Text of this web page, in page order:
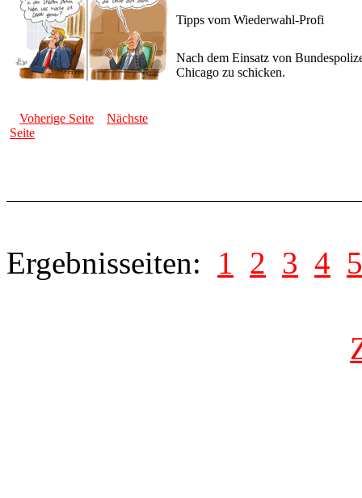
Tipps vom Wiederwahl-Profi
Nach dem Einsatz von
Chicago zu schicken.
Voherige Seite
Nächste
Seite
Ergebnisseiten: 1 2 3 4 5